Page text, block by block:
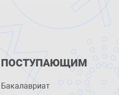
ПОСТУПАЮЩИМ
Бакалавриат